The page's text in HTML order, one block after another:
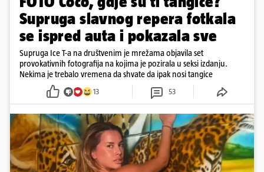
Supruga slavnog repera fotkala
se ispred auta i pokazala sve
Supruga Ice T-a na društvenim je mrežama objavila set
provokativnih fotografija na kojima je pozirala u seksi izdanju.
Nekima je trebalo vremena da shvate da ipak nosi tangice
13 53